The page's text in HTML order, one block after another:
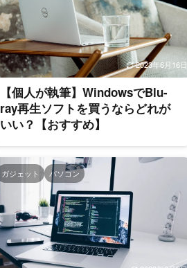
2023年6月16日
【個人が執筆】WindowsでBlu-
ray再生ソフトを買うならどれが
いい？【おすすめ】
ガジェット パソコン